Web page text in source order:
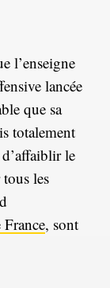
l’enseigne
lancée
que sa
totalement
le
les
, sont